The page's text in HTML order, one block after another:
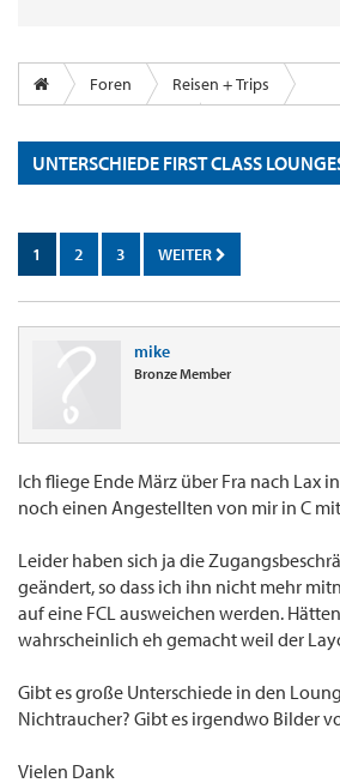
Foren
Reisen + Trips
UNTERSCHIEDE FIRST CLASS
1 2 3 WEITER
mike
Bronze Member
Ich fliege Ende März über Fra nach Lax
noch einen Angestellten von mir in C
Leider haben sich ja die
geändert, so dass ich ihn nicht mehr
auf eine FCL ausweichen werden.
wahrscheinlich eh gemacht weil der
Gibt es große Unterschiede in den
Nichtraucher? Gibt es irgendwo Bilder
Vielen Dank